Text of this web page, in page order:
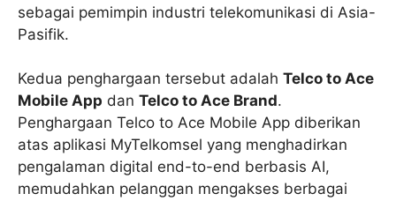
sebagai pemimpin industri telekomunikasi di Asia-
Pasifik.
Kedua penghargaan tersebut adalah Telco to Ace
Mobile App dan Telco to Ace Brand.
Penghargaan Telco to Ace Mobile App diberikan
atas aplikasi MyTelkomsel yang menghadirkan
pengalaman digital end-to-end berbasis AI,
memudahkan pelanggan mengakses berbagai